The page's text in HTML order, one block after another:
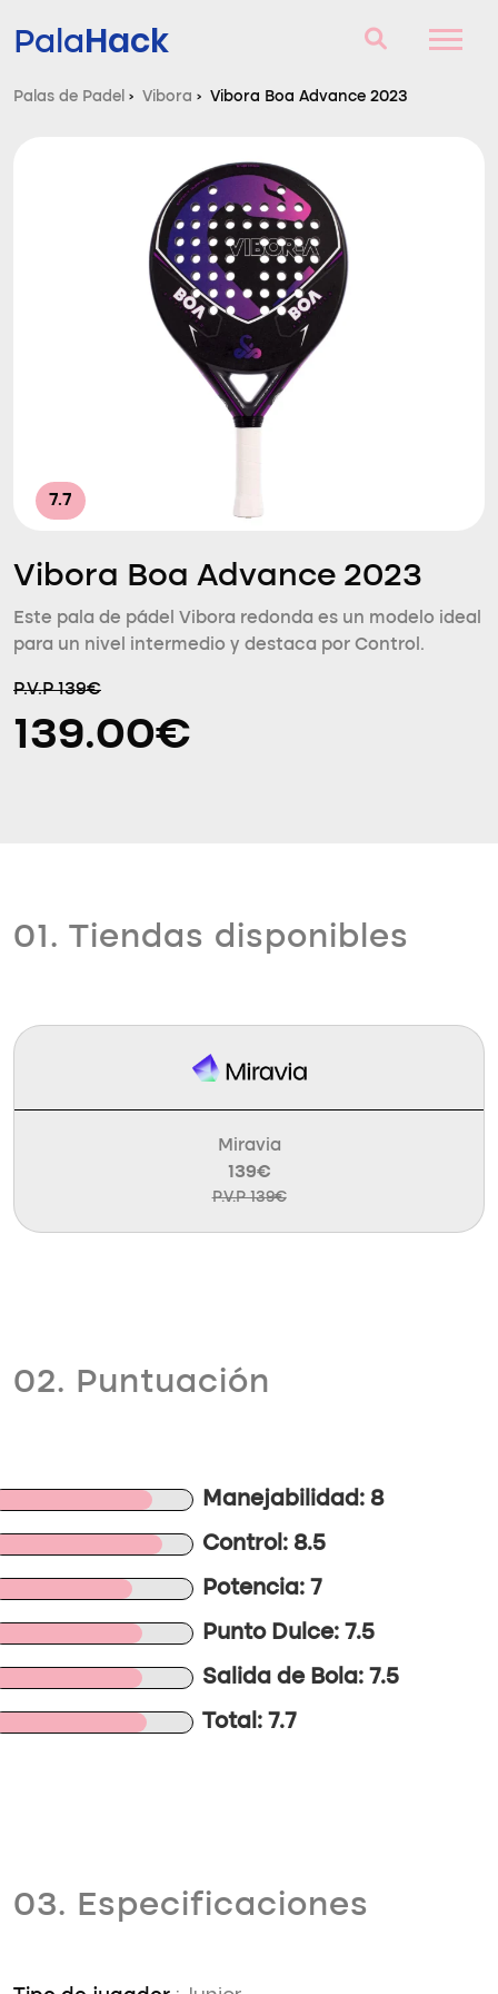
PalaHack
Consultorio
Comparador
Palas de Padel › Vibora › Vibora Boa Advance 2023
7.7
Vibora Boa Advance 2023
Este pala de pádel Vibora redonda es un modelo ideal
para un nivel intermedio y destaca por Control.
P.V.P 139€
139.00€
01. Tiendas disponibles
Miravia
139€
P.V.P 139€
02. Puntuación
Manejabilidad: 8
Control: 8.5
Potencia: 7
Punto Dulce: 7.5
Salida de Bola: 7.5
Total: 7.7
03. Especificaciones